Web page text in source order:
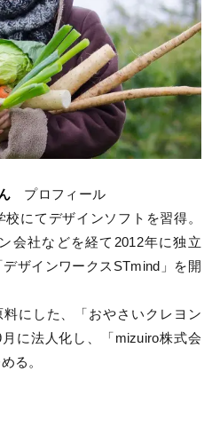
プロフィール
にてデザインソフトを習得。
会社などを経て2012年に独立
ザインワークスSTmind」を開
にした、「おやさいクレヨン
に法人化し、「mizuiro株式会
る。